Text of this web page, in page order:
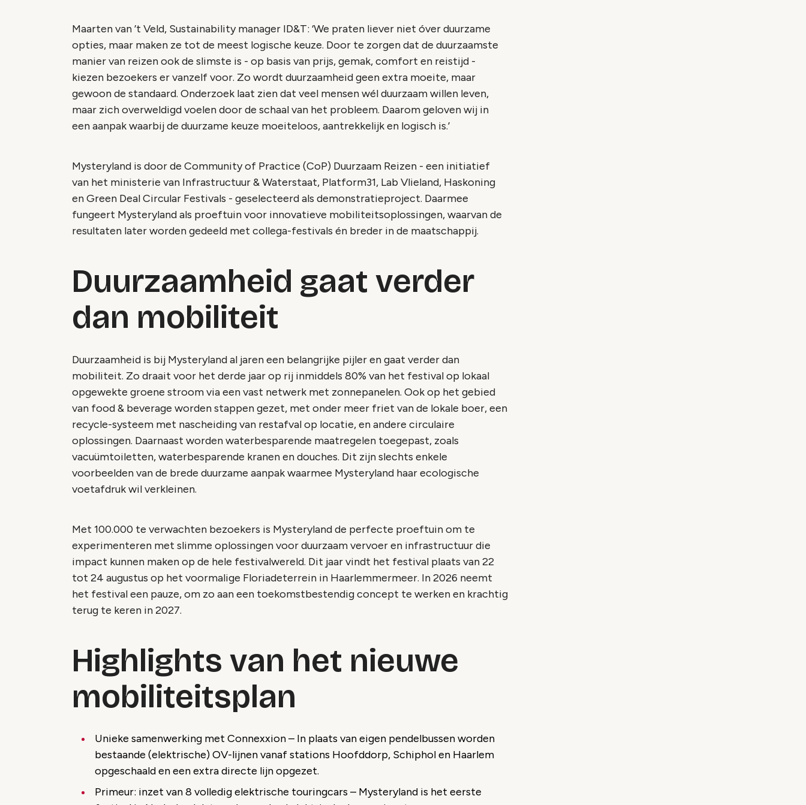
Maarten van ’t Veld, Sustainability manager ID&T: ‘We praten liever niet óver duurzame
opties, maar maken ze tot de meest logische keuze. Door te zorgen dat de duurzaamste
manier van reizen ook de slimste is - op basis van prijs, gemak, comfort en reistijd -
kiezen bezoekers er vanzelf voor. Zo wordt duurzaamheid geen extra moeite, maar
gewoon de standaard. Onderzoek laat zien dat veel mensen wél duurzaam willen leven,
maar zich overweldigd voelen door de schaal van het probleem. Daarom geloven wij in
een aanpak waarbij de duurzame keuze moeiteloos, aantrekkelijk en logisch is.’
Mysteryland is door de Community of Practice (CoP) Duurzaam Reizen - een initiatief
van het ministerie van Infrastructuur & Waterstaat, Platform31, Lab Vlieland, Haskoning
en Green Deal Circular Festivals - geselecteerd als demonstratieproject. Daarmee
fungeert Mysteryland als proeftuin voor innovatieve mobiliteitsoplossingen, waarvan de
resultaten later worden gedeeld met collega-festivals én breder in de maatschappij.
Duurzaamheid gaat verder
dan mobiliteit
Duurzaamheid is bij Mysteryland al jaren een belangrijke pijler en gaat verder dan
mobiliteit. Zo draait voor het derde jaar op rij inmiddels 80% van het festival op lokaal
opgewekte groene stroom via een vast netwerk met zonnepanelen. Ook op het gebied
van food & beverage worden stappen gezet, met onder meer friet van de lokale boer, een
recycle-systeem met nascheiding van restafval op locatie, en andere circulaire
oplossingen. Daarnaast worden waterbesparende maatregelen toegepast, zoals
vacuümtoiletten, waterbesparende kranen en douches. Dit zijn slechts enkele
voorbeelden van de brede duurzame aanpak waarmee Mysteryland haar ecologische
voetafdruk wil verkleinen.
Met 100.000 te verwachten bezoekers is Mysteryland de perfecte proeftuin om te
experimenteren met slimme oplossingen voor duurzaam vervoer en infrastructuur die
impact kunnen maken op de hele festivalwereld. Dit jaar vindt het festival plaats van 22
tot 24 augustus op het voormalige Floriadeterrein in Haarlemmermeer. In 2026 neemt
het festival een pauze, om zo aan een toekomstbestendig concept te werken en krachtig
terug te keren in 2027.
Highlights van het nieuwe
mobiliteitsplan
Unieke samenwerking met Connexxion – In plaats van eigen pendelbussen worden
bestaande (elektrische) OV-lijnen vanaf stations Hoofddorp, Schiphol en Haarlem
opgeschaald en een extra directe lijn opgezet.
Primeur: inzet van 8 volledig elektrische touringcars – Mysteryland is het eerste